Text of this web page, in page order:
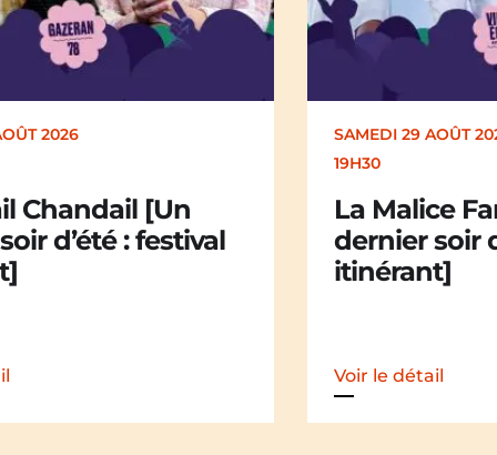
2026
Family [Un
d’été : festival
DIMANCHE 30
17H00
Kakamü
d’été :
Voir le détail